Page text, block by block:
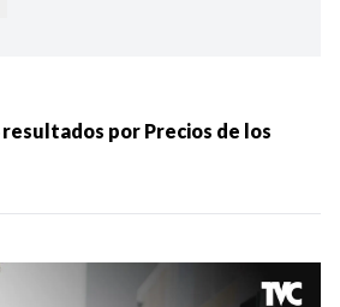
MÁS RECIENTES
resultados por Precios de los